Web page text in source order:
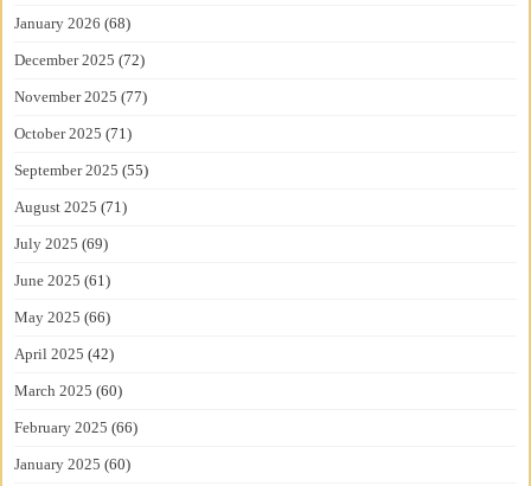
January 2026 (68)
December 2025 (72)
November 2025 (77)
October 2025 (71)
September 2025 (55)
August 2025 (71)
July 2025 (69)
June 2025 (61)
May 2025 (66)
April 2025 (42)
March 2025 (60)
February 2025 (66)
January 2025 (60)